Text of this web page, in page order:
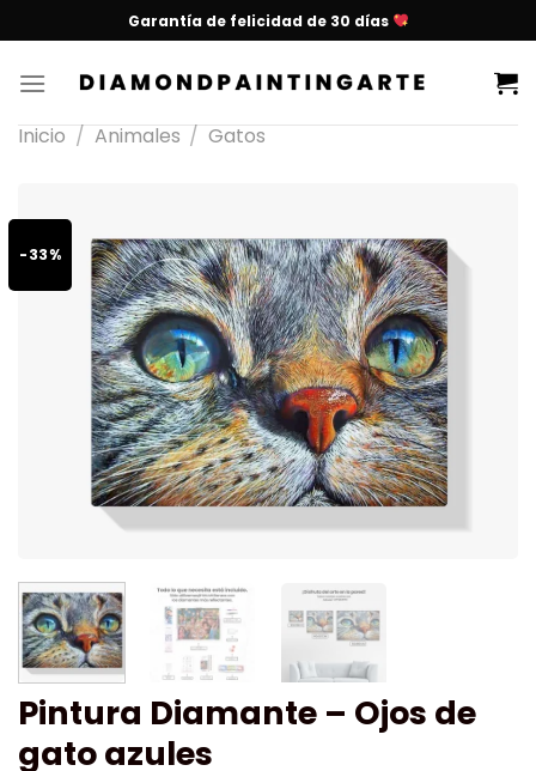
Garantía de felicidad de 30 días
Inicio / Animales / Gatos
-33%
Pintura Diamante – Ojos de
gato azules